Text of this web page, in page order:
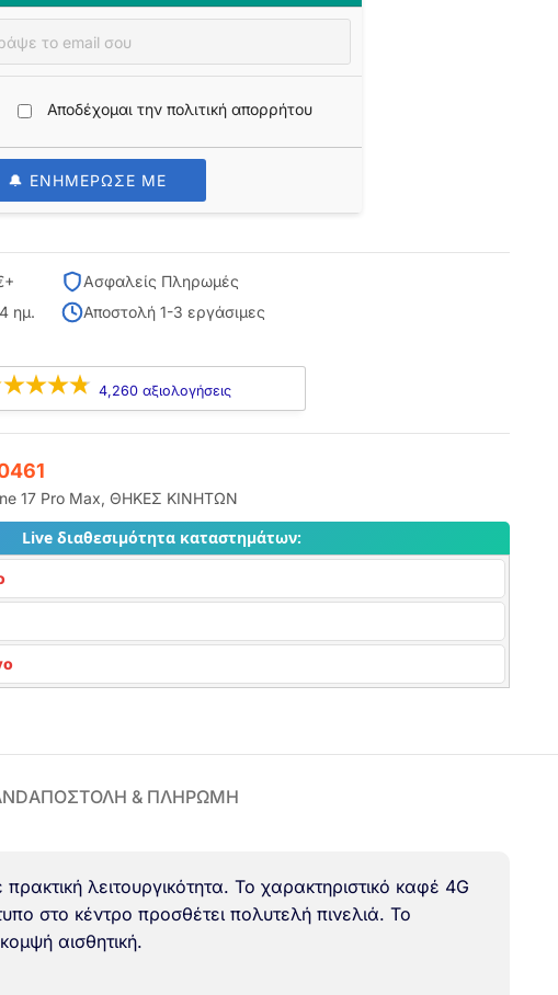
Αποδέχομαι την πολιτική απορρήτου
🔔 ΕΝΗΜΕΡΩΣΕ ΜΕ
Ασφαλείς Πληρωμές
ημ.
Αποστολή 1-3 εργάσιμες
4,260 αξιολογήσεις
17 Pro Max, ΘΗΚΕΣ ΚΙΝΗΤΩΝ
Live διαθεσιμότητα καταστημάτων:
ΑΠΟΣΤΟΛΗ & ΠΛΗΡΩΜΗ
λειτουργικότητα. Το χαρακτηριστικό καφέ 4G
στο κέντρο προσθέτει πολυτελή πινελιά. Το
αισθητική.